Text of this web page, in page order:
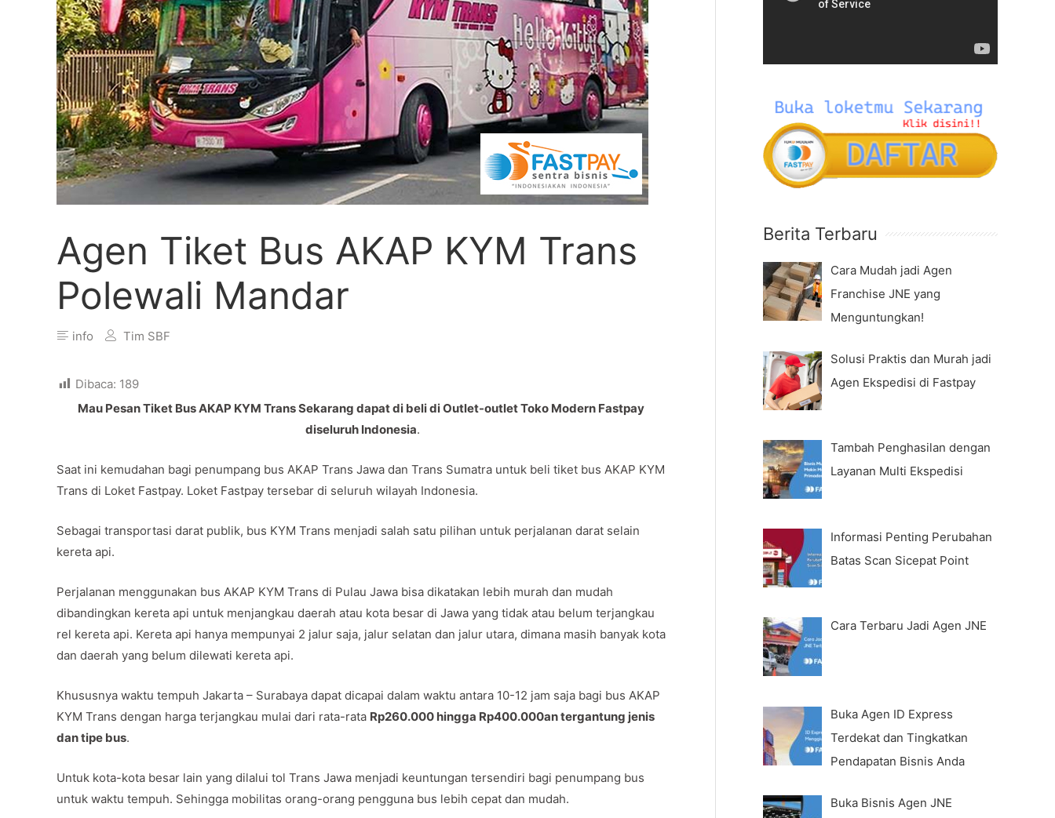
Agen Tiket Bus AKAP KYM Trans
Polewali Mandar
info Tim SBF
Dibaca: 189
Mau Pesan Tiket Bus AKAP KYM Trans Sekarang dapat di beli di Outlet-outlet Toko Modern Fastpay
diseluruh Indonesia.
Saat ini kemudahan bagi penumpang bus AKAP Trans Jawa dan Trans Sumatra untuk beli tiket bus AKAP KYM
Trans di Loket Fastpay. Loket Fastpay tersebar di seluruh wilayah Indonesia.
Sebagai transportasi darat publik, bus KYM Trans menjadi salah satu pilihan untuk perjalanan darat selain
kereta api.
Perjalanan menggunakan bus AKAP KYM Trans di Pulau Jawa bisa dikatakan lebih murah dan mudah
dibandingkan kereta api untuk menjangkau daerah atau kota besar di Jawa yang tidak atau belum terjangkau
rel kereta api. Kereta api hanya mempunyai 2 jalur saja, jalur selatan dan jalur utara, dimana masih banyak kota
dan daerah yang belum dilewati kereta api.
Khususnya waktu tempuh Jakarta – Surabaya dapat dicapai dalam waktu antara 10-12 jam saja bagi bus AKAP
KYM Trans dengan harga terjangkau mulai dari rata-rata Rp260.000 hingga Rp400.000an tergantung jenis
dan tipe bus.
Untuk kota-kota besar lain yang dilalui tol Trans Jawa menjadi keuntungan tersendiri bagi penumpang bus
untuk waktu tempuh. Sehingga mobilitas orang-orang pengguna bus lebih cepat dan mudah.
P
e
Berita Terbaru
Cara Mudah jadi Agen
Franchise JNE yang
Menguntungkan!
Solusi Praktis dan Murah jadi
Agen Ekspedisi di Fastpay
Tambah Penghasilan dengan
Layanan Multi Ekspedisi
Informasi Penting Perubahan
Batas Scan Sicepat Point
Cara Terbaru Jadi Agen JNE
Buka Agen ID Express
Terdekat dan Tingkatkan
Pendapatan Bisnis Anda
Buka Bisnis Agen JNE